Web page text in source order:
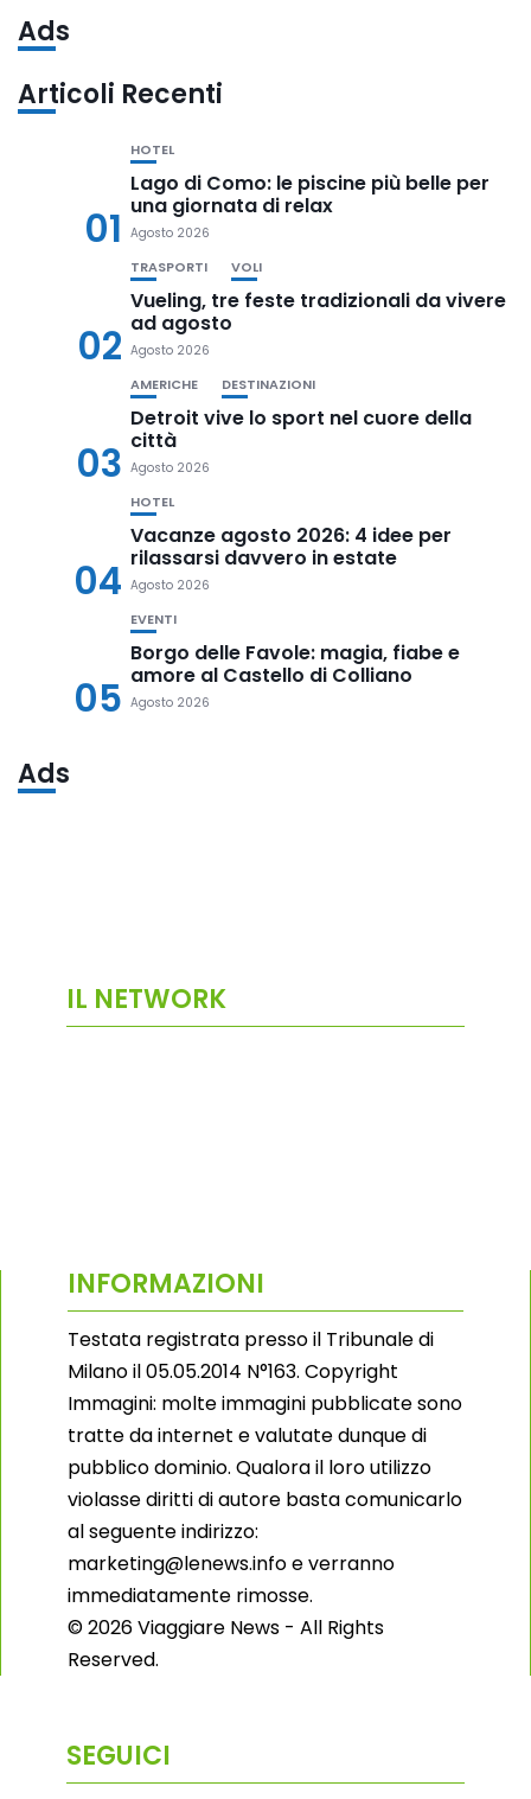
Ads
Articoli Recenti
01
HOTEL
Lago di Como: le piscine più belle per
una giornata di relax
Agosto 2026
02
TRASPORTI VOLI
Vueling, tre feste tradizionali da vivere
ad agosto
Agosto 2026
03
AMERICHE DESTINAZIONI
Detroit vive lo sport nel cuore della
città
Agosto 2026
04
HOTEL
Vacanze agosto 2026: 4 idee per
rilassarsi davvero in estate
Agosto 2026
05
EVENTI
Borgo delle Favole: magia, fiabe e
amore al Castello di Colliano
Agosto 2026
Ads
IL NETWORK
INFORMAZIONI
Testata registrata presso il Tribunale di
Milano il 05.05.2014 N°163. Copyright
Immagini: molte immagini pubblicate sono
tratte da internet e valutate dunque di
pubblico dominio. Qualora il loro utilizzo
violasse diritti di autore basta comunicarlo
al seguente indirizzo:
marketing@lenews.info e verranno
immediatamente rimosse.
© 2026 Viaggiare News - All Rights
Reserved.
SEGUICI